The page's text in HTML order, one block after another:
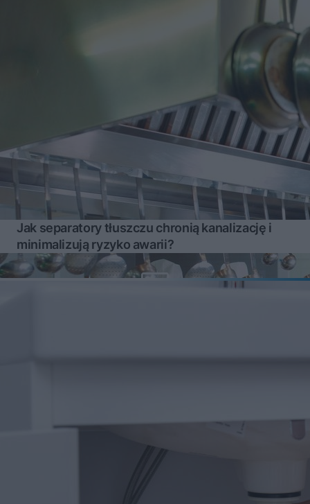
Jak separatory tłuszczu chronią kanalizację i
minimalizują ryzyko awarii?